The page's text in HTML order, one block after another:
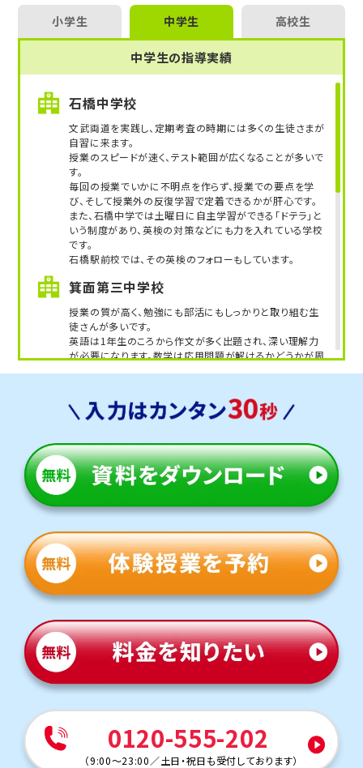
答えを見る前に、解いた時点で自分の答えの正誤
を予想し、予想が外れたもの、また間違えてしまっ
たものを次は間違えないよう、ノートにコピーなど
を貼って自分専用の苦手ノートを作るのがオススメ
いるのか、実は苦手だった分野などが明確になって
きます。
教室長からみて古川先生は？
人と話すことが好きな明るく、親しみやすい先生で
宿題管理や指導科目以外のサポートも手厚くみて
もらえます。
「楽しく授業をしたい」「優しく指導してもらいたい」
「医学部を目指したい」
そのような方は、古川先生にぜひお任せください！
小学生 中学生 高校生
中学生の指導実績
石橋中学校
文武両道を実践し、定期考査の時期には多くの生徒さまが
自習に来ます。
授業のスピードが速く、テスト範囲が広くなることが多いで
す。
毎回の授業でいかに不明点を作らず、授業での要点を学
び、そして授業外の反復学習で定着できるかが肝心です。
また、石橋中学では土曜日に自主学習ができる「ドテラ」と
いう制度があり、英検の対策などにも力を入れている学校
です。
石橋駅前校では、その英検のフォローもしています。
箕面第三中学校
授業の質が高く、勉強にも部活にもしっかりと取り組む生
徒さんが多いです。
英語は1年生のころから作文が多く出題され、深い理解力
が必要になります。数学は応用問題が解けるかどうかが周
につけることが大切です。
北豊島中学校
学校の定期テスト対策から、受験対策まで幅広く対策でき
ます。
苦手な教科はマンツーマン授業で徹底的に理解を深め、そ
の他の教科も「トライ式 AI教材」や講師による宿題管理な
どでカバーしていきます。
法」を身につけましょう！
私立中高一貫
中高一貫の生徒さまもたくさん通っていらっしゃいますが、
習う単元の順番やスピードは学校によって大きく異なりま
す。
マンツーマン指導でぜひテスト対策や模試対策を行い、目
指す進路の実現を一緒に目指していきましょう！
他にも以下の学校に対応しています
0120-555-202
（9:00～23:00 ／土日・祝日も受付しております）